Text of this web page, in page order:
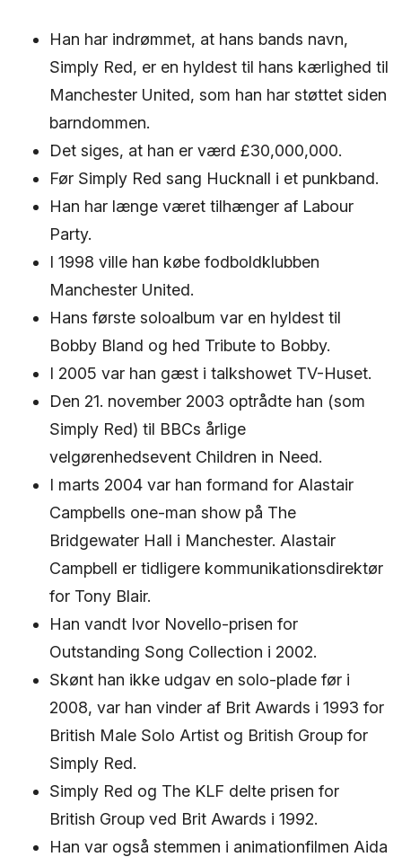
Han har indrømmet, at hans bands navn,
Simply Red, er en hyldest til hans kærlighed til
Manchester United, som han har støttet siden
barndommen.
Det siges, at han er værd £30,000,000.
Før Simply Red sang Hucknall i et punkband.
Han har længe været tilhænger af Labour
Party.
I 1998 ville han købe fodboldklubben
Manchester United.
Hans første soloalbum var en hyldest til
Bobby Bland og hed Tribute to Bobby.
I 2005 var han gæst i talkshowet TV-Huset.
Den 21. november 2003 optrådte han (som
Simply Red) til BBCs årlige
velgørenhedsevent Children in Need.
I marts 2004 var han formand for Alastair
Campbells one-man show på The
Bridgewater Hall i Manchester. Alastair
Campbell er tidligere kommunikationsdirektør
for Tony Blair.
Han vandt Ivor Novello-prisen for
Outstanding Song Collection i 2002.
Skønt han ikke udgav en solo-plade før i
2008, var han vinder af Brit Awards i 1993 for
British Male Solo Artist og British Group for
Simply Red.
Simply Red og The KLF delte prisen for
British Group ved Brit Awards i 1992.
Han var også stemmen i animationfilmen Aida